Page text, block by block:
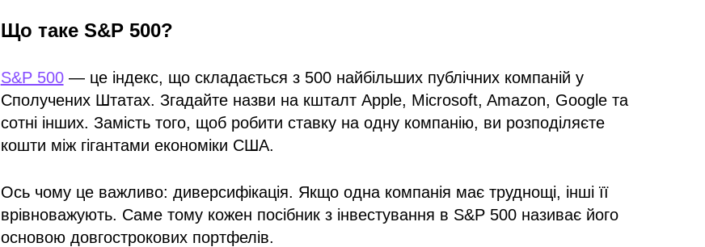
Що таке S&P 500?
S&P 500— це індекс, що складається з500 найбільших публічних компаній у
Сполучених Штатах. Згадайте назви на кшталт Apple, Microsoft, Amazon, Google та
сотні інших. Замість того, щоб робити ставку на одну компанію, ви розподіляєте
кошти між гігантами економіки США.
Ось чому це важливо: диверсифікація. Якщо одна компанія має труднощі, інші її
врівноважують. Саме тому кожен посібник з інвестування в S&P 500 називає його
основою довгострокових портфелів.